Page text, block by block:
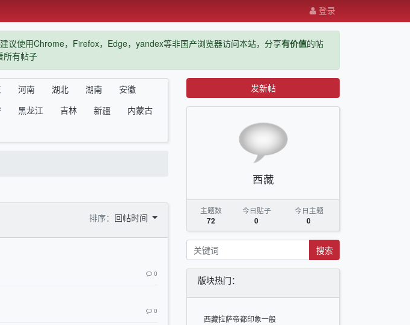
登录
议使用Chrome，Firefox，Edge，yandex等非国产浏览器访问本站，分享有价值的帖
所有帖子
河南 湖北 湖南
安徽
黑龙江 吉林 新疆
内蒙古
排序： 回帖时间
0
0
发新帖
西藏
主题数
72
今日贴子
0
今日主题
0
搜索
版块热门：
西藏拉萨帝都印象一般